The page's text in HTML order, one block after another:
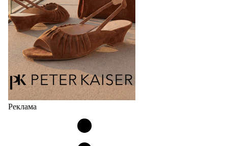
Реклама